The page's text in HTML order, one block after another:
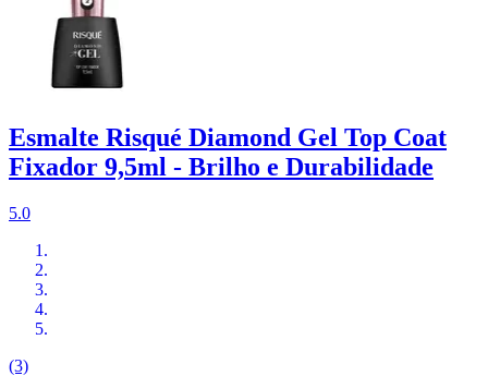
Esmalte Risqué Diamond Gel Top Coat
Fixador 9,5ml - Brilho e Durabilidade
5.0
(3)